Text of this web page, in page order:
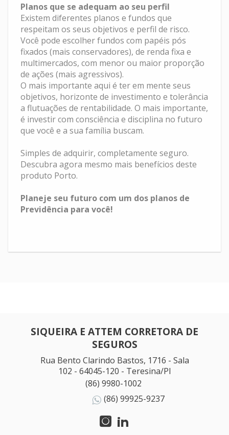
Planos que se adequam ao seu perfil
Existem diferentes planos e fundos que
respeitam os seus objetivos e perfil de risco.
Você pode escolher fundos com papéis pós
fixados (mais conservadores), de renda fixa e
multimercados, com menor ou maior proporção
de ações (mais agressivos).
O mais importante aqui é ter em mente seus
objetivos, horizonte de investimento e tolerância
a flutuações de rentabilidade. O mais importante,
é investir com consciência e disciplina no futuro
que você e a sua família buscam.
Simples de adquirir, completamente seguro.
Descubra agora mesmo mais benefícios deste
produto Porto.
Planeje seu futuro com um dos planos de
Previdência para você!
SIQUEIRA E ATTEM CORRETORA DE
SEGUROS
Rua Bento Clarindo Bastos, 1716 - Sala
102 - 64045-120 - Teresina/PI
(86) 9980-1002
(86) 99925-9237